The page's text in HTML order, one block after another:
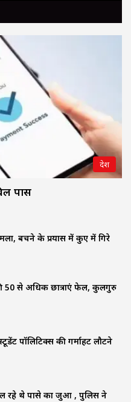
देश
पास
बचने के प्रयास में कुए में गिरे
50 से अधिक छात्राएं फेल, कुलगुरु
पॉलिटिक्स की गर्माहट लौटने
रहे थे पासे का जुआ , पुलिस ने